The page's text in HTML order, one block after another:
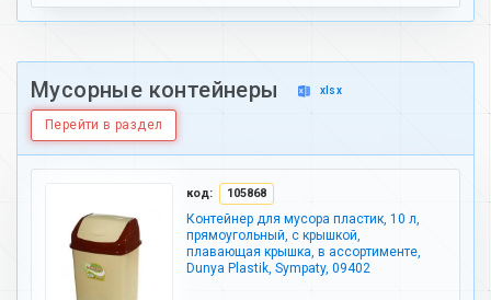
Мусорные контейнеры xlsx
Перейти в раздел
код: 105868
Контейнер для мусора пластик, 10 л,
прямоугольный, с крышкой,
плавающая крышка, в ассортименте,
Dunya Plastik, Sympaty, 09402